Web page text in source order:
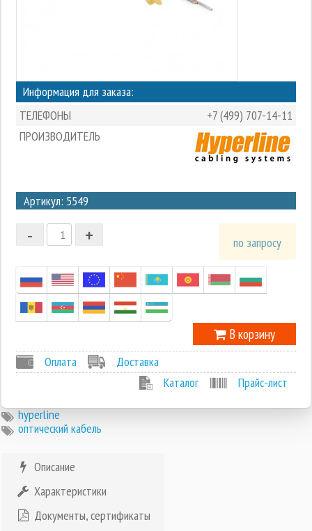
Информация для заказа:
ТЕЛЕФОНЫ
+7 (499) 707-14-11
ПРОИЗВОДИТЕЛЬ
Артикул: 5549
2
1
-1
+
- по запросу
В корзину
Оплата
Доставка
Каталог
Прайс-лист
hyperline
оптический кабель
Описание
Характеристики
Документы, сертификаты